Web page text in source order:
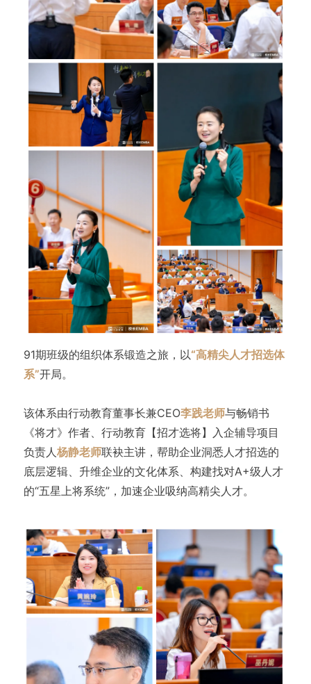
91期班级的组织体系锻造之旅，以“高精尖人才招选体
系”开局。
该体系由行动教育董事长兼CEO李践老师与畅销书
《将才》作者、行动教育【招才选将】入企辅导项目
负责人杨静老师联袂主讲，帮助企业洞悉人才招选的
底层逻辑、升维企业的文化体系、构建找对A+级人才
的“五星上将系统”，加速企业吸纳高精尖人才。